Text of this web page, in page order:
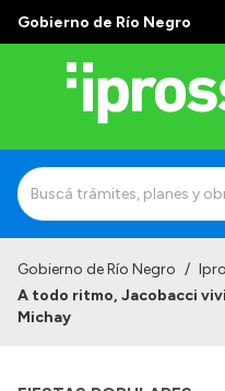
Gobierno de Río Negro
Institucional
Gobierno de Río Negro /
A todo ritmo, Jacobacci
Michay